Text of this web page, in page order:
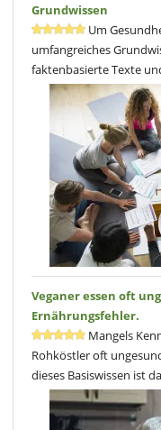
Grundwissen
Um
umfangreiches
faktenbasierte Texte
Veganer essen oft
Ernährungsfehler.
Mangels
Rohköstler oft
dieses Basiswissen ist